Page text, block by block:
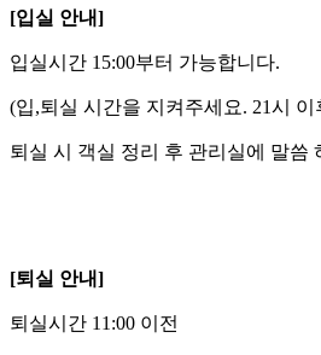
[입실 안내]
입실시간 15:00부터 가능합니다.
(입,퇴실 시간을 지켜주세요. 21시
퇴실 시 객실 정리 후 관리실에 말씀
[퇴실 안내]
퇴실시간 11:00 이전